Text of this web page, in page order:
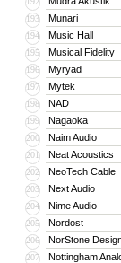
193 Munari
194 Music Hall
195 Musical Fidelity
196 Myryad
197 Mytek
198 NAD
199 Nagaoka
200 Naim Audio
201 Neat Acoustics
202 NeoTech Cable
203 Next Audio
204 Nime Audio
205 Nordost
206 NorStone
207 Nottingham